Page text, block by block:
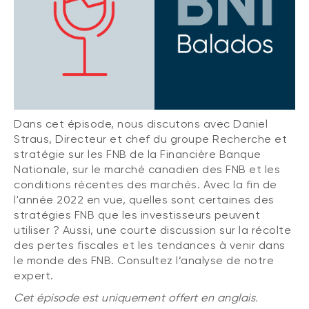
(FNB)
À propos des FNB BNI
SOLUTIONS DE PORTEFEUILLE
Liste des solutions de portefeuille BNI
Portefeuilles FNB BNI
Portefeuilles Méritage
Portefeuilles durables BNI
PLACEMENTS ALTERNATIFS
Placements privés
TYPES DE CONTENU
Balados
Livres blancs
DOCUMENTS RÉGLEMENTAIRES
Prospectus
Aperçus de fonds
Vote par procuration
Addendas
Relevés SPEP
Déclaration de principes sur les conflits
d’intérêts (PDF)
CONNEXION REQUISE
Portail de formation continue
Dans cet épisode, nous discutons avec Daniel
Straus, Directeur et chef du groupe Recherche et
stratégie sur les FNB de la Financière Banque
Nationale, sur le marché canadien des FNB et les
conditions récentes des marchés. Avec la fin de
l'année 2022 en vue, quelles sont certaines des
stratégies FNB que les investisseurs peuvent
utiliser ? Aussi, une courte discussion sur la récolte
des pertes fiscales et les tendances à venir dans
le monde des FNB. Consultez l’analyse de notre
expert.
Cet épisode est uniquement offert en anglais.